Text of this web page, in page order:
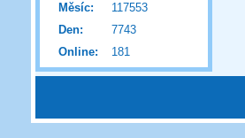
Online: 181
Měsíc:
117553
Den:
7743